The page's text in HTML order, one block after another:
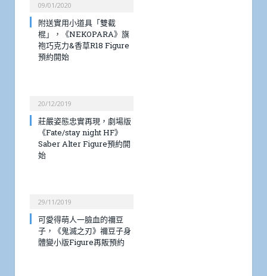
09/01/2020
附送實用小道具「雙截
棍」，《NEKOPARA》旗
袍巧克力&香草R18 Figure
預約開始
20/12/2019
莊嚴姿態忠實再現，劇場版
《Fate/stay night HF》
Saber Alter Figure預約開
始
29/11/2019
可愛得萌人一臉血的禰豆
子，《鬼滅之刃》禰豆子身
體變小版Figure再販預約